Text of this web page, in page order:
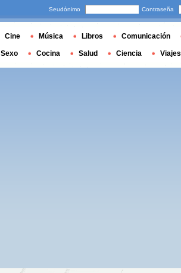
Seudónimo Contraseña
Cine Música Libros Comunicación
Sexo Cocina Salud Ciencia Viajes